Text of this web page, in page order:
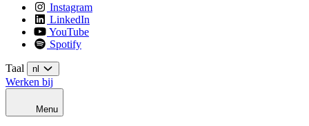
Instagram
LinkedIn
YouTube
Spotify
Taal nl
Werken bij
Menu